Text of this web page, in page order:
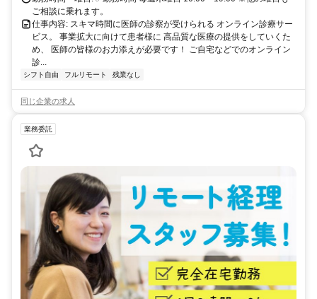
ご相談に乗れます。
仕事内容: スキマ時間に医師の診察が受けられる オンライン診療サー
ビス。 事業拡大に向けて患者様に 高品質な医療の提供をしていくた
め、 医師の皆様のお力添えが必要です！ ご自宅などでのオンライン
診...
シフト自由 フルリモート 残業なし
同じ企業の求人
業務委託